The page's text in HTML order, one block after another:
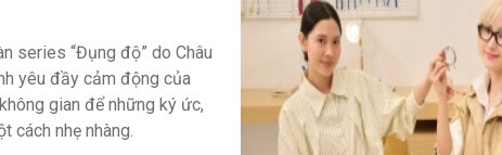
series “Đụng độ” do Châu
yêu đầy cảm động của
gian để những ký ức,
cách nhẹ nhàng.